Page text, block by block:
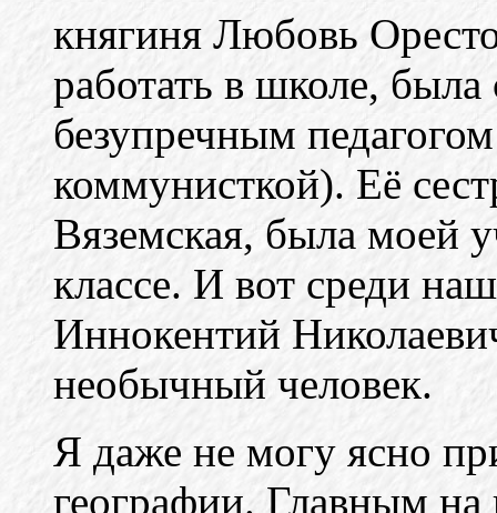
княгиня Любовь
работать в школе,
безупречным
коммунисткой). Её
Вяземская, была моей
классе. И вот среди
Иннокентий
необычный человек.
Я даже не могу ясно
географии. Главным